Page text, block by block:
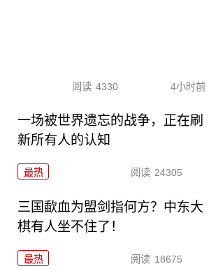
阅读 4330 4小时前
一场被世界遗忘的战争，正在刷
新所有人的认知
最热 阅读 24305
三国歃血为盟剑指何方？中东大
棋有人坐不住了！
最热 阅读 18675